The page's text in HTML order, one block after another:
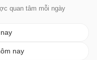
quan tâm mỗi ngày
nay